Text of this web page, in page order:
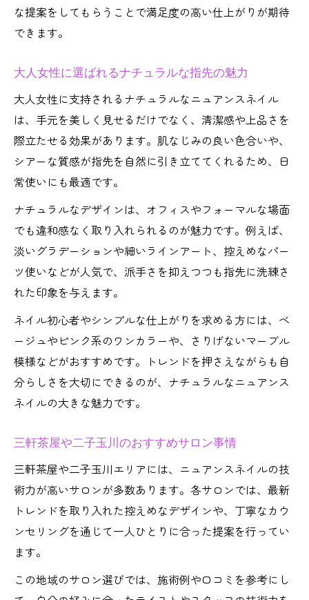
な提案をしてもらうことで満足度の高い仕上がりが期待
できます。
大人女性に選ばれるナチュラルな指先の魅力
大人女性に支持されるナチュラルなニュアンスネイル
は、手元を美しく見せるだけでなく、清潔感や上品さを
際立たせる効果があります。肌なじみの良い色合いや、
シアーな質感が指先を自然に引き立ててくれるため、日
常使いにも最適です。
ナチュラルなデザインは、オフィスやフォーマルな場面
でも違和感なく取り入れられるのが魅力です。例えば、
淡いグラデーションや細いラインアート、控えめなパー
ツ使いなどが人気で、派手さを抑えつつも指先に洗練さ
れた印象を与えます。
ネイル初心者やシンプルな仕上がりを求める方には、ベ
ージュやピンク系のワンカラーや、さりげないマーブル
模様などがおすすめです。トレンドを押さえながらも自
分らしさを大切にできるのが、ナチュラルなニュアンス
ネイルの大きな魅力です。
三軒茶屋や二子玉川のおすすめサロン事情
三軒茶屋や二子玉川エリアには、ニュアンスネイルの技
術力が高いサロンが多数あります。各サロンでは、最新
トレンドを取り入れた控えめなデザインや、丁寧なカウ
ンセリングを通じて一人ひとりに合った提案を行ってい
ます。
この地域のサロン選びでは、施術例や口コミを参考にし